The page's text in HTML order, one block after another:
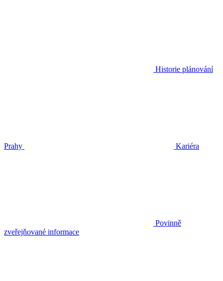
Historie plánování
Prahy Kariéra
Povinně
zveřejňované informace